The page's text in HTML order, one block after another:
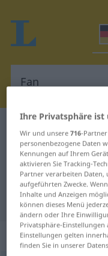
Deutsch-
für "Fan"
"Fan"
„Fan“:
Ihre Privatsphäre ist
Wir und unsere716-
personenbezogene Daten
Kennungen auf Ihrem
aktivieren Sie Tracking-
Partner verarbeiten Daten,
aufgeführten Zwecke.
Inhalte und Anzeigen
können dieses Menü
ändern oder Ihre
Privatsphäre-Einstellungen
Einstellungen gelten
finden Sie in unserer